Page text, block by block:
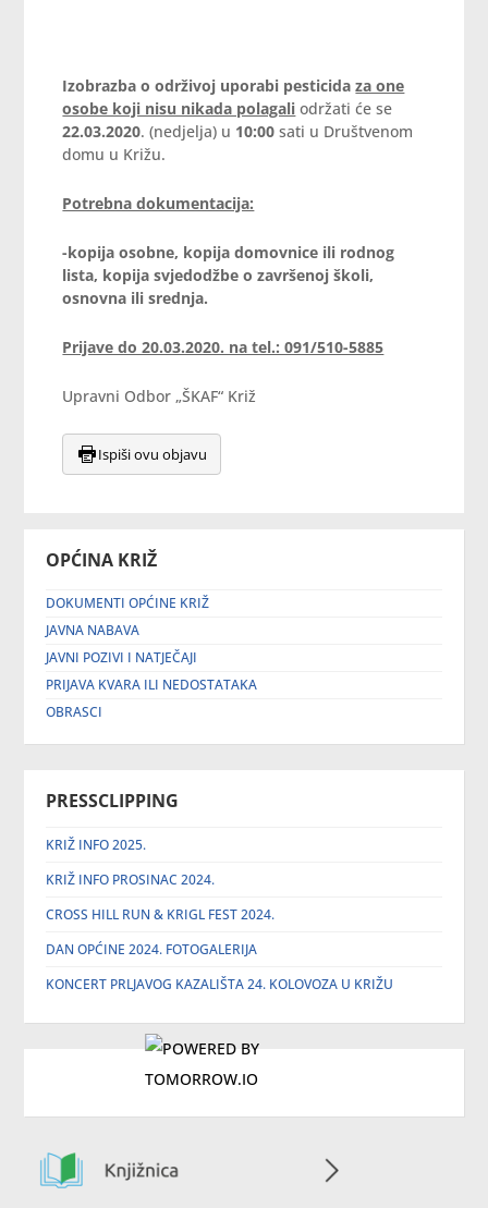
OPĆINA KRIŽ
DOKUMENTI OPĆINE KRIŽ
JAVNA NABAVA
JAVNI POZIVI I NATJEČAJI
PRIJAVA KVARA ILI NEDOSTATAKA
OBRASCI
PRESSCLIPPING
KRIŽ INFO 2025.
KRIŽ INFO PROSINAC 2024.
CROSS HILL RUN & KRIGL FEST 2024.
DAN OPĆINE 2024. FOTOGALERIJA
KONCERT PRLJAVOG KAZALIŠTA 24. KOLOVOZA U KRIŽU
Izobrazba o održivoj uporabi pesticidaza one
osobe koji nisu nikada polagali održati će se
22.03.2020. (nedjelja) u 10:00 sati u Društvenom
domu u Križu.
Potrebna dokumentacija:
-kopija osobne, kopija domovnice ili rodnog
lista, kopija svjedodžbe o završenoj školi,
osnovna ili srednja.
Prijave do 20.03.2020. na tel.: 091/510-5885
Upravni Odbor „ŠKAF“ Križ
Ispiši ovu objavu